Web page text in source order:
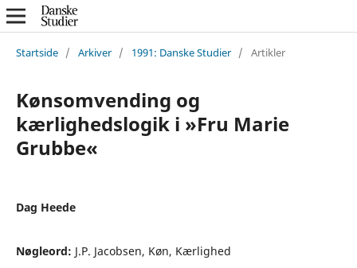
Startside / Arkiver / 1991: Danske Studier / Artikler
Kønsomvending og
kærlighedslogik i »Fru Marie
Grubbe«
Dag Heede
Nøgleord: J.P. Jacobsen, Køn, Kærlighed